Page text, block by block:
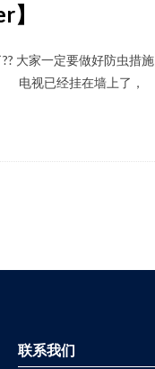
大家一定要做好防虫措施
电视已经挂在墙上了，
联系我们